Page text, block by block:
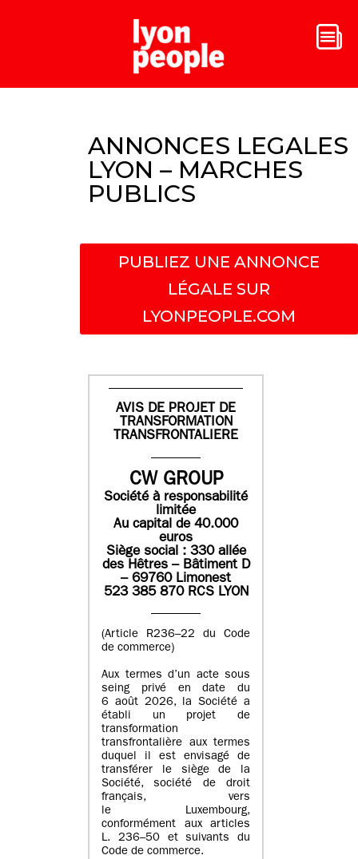
ANNONCES LEGALES
LYON – MARCHES
PUBLICS
PUBLIEZ UNE ANNONCE
LÉGALE SUR
LYONPEOPLE.COM
AVIS DE PROJET DE
TRANSFORMATION
TRANSFRONTALIERE
CW GROUP
Société à responsabilité
limitée
Au capital de 40.000
euros
Siège social : 330 allée
des Hêtres – Bâtiment D
– 69760 Limonest
523 385 870 RCS LYON
(Article R236–22 du Code
de commerce)
Aux termes d’un acte sous
seing privé en date du
6 août 2026, la Société a
établi un projet de
transformation
transfrontalière aux termes
duquel il est envisagé de
transférer le siège de la
Société, société de droit
français, vers
le Luxembourg,
conformément aux articles
L. 236–50 et suivants du
Code de commerce.